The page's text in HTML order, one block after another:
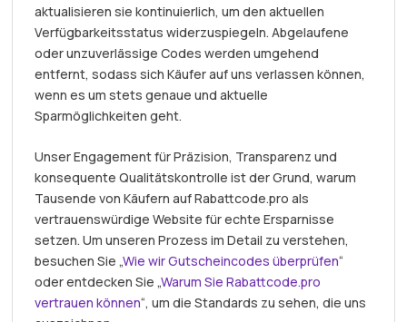
aktualisieren sie kontinuierlich, um den aktuellen
Verfügbarkeitsstatus widerzuspiegeln. Abgelaufene
oder unzuverlässige Codes werden umgehend
entfernt, sodass sich Käufer auf uns verlassen können,
wenn es um stets genaue und aktuelle
Sparmöglichkeiten geht.
Unser Engagement für Präzision, Transparenz und
konsequente Qualitätskontrolle ist der Grund, warum
Tausende von Käufern auf Rabattcode.pro als
vertrauenswürdige Website für echte Ersparnisse
setzen. Um unseren Prozess im Detail zu verstehen,
besuchen Sie „Wie wir Gutscheincodes überprüfen“
oder entdecken Sie „Warum Sie Rabattcode.pro
vertrauen können“, um die Standards zu sehen, die uns